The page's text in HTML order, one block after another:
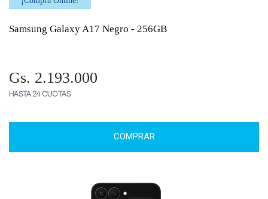
Samsung Galaxy A17 Negro - 256GB
Gs. 2.193.000
HASTA 24 CUOTAS
COMPRAR